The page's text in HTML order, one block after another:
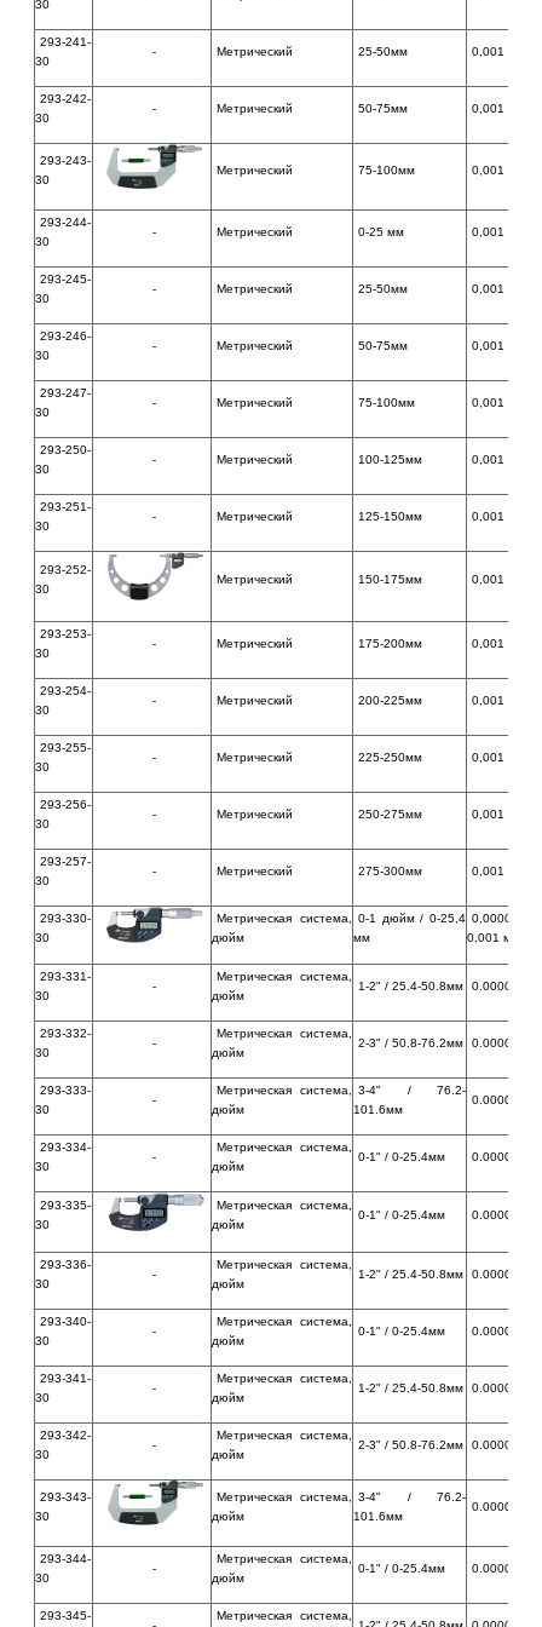
30
293-241-
30
- Метрический 25-50мм 0,001 мм
293-242-
30
- Метрический 50-75мм 0,001 мм
293-243-
30
Метрический 75-100мм 0,001 мм
293-244-
30
- Метрический 0-25 мм 0,001 мм
293-245-
30
- Метрический 25-50мм 0,001 мм
293-246-
30
- Метрический 50-75мм 0,001 мм
293-247-
30
- Метрический 75-100мм 0,001 мм
293-250-
30
- Метрический 100-125мм 0,001 мм
293-251-
30
- Метрический 125-150мм 0,001 мм
293-252-
30
Метрический 150-175мм 0,001 мм
293-253-
30
- Метрический 175-200мм 0,001 мм
293-254-
30
- Метрический 200-225мм 0,001 мм
293-255-
30
- Метрический 225-250мм 0,001 мм
293-256-
30
- Метрический 250-275мм 0,001 мм
293-257-
30
- Метрический 275-300мм 0,001 мм
293-330-
30
Метрическая система,
дюйм
0-1 дюйм / 0-25,4
мм
0,00005
0,001 мм
293-331-
30
-
Метрическая система,
дюйм
1-2" / 25.4-50.8мм 0.00005" /
293-332-
30
-
Метрическая система,
дюйм
2-3" / 50.8-76.2мм 0.00005" /
293-333-
30
-
Метрическая система,
дюйм
3-4" / 76.2-
101.6мм
0.00005" /
293-334-
30
-
Метрическая система,
дюйм
0-1" / 0-25.4мм 0.00005" /
293-335-
30
Метрическая система,
дюйм
0-1" / 0-25.4мм 0.00005" /
293-336-
30
-
Метрическая система,
дюйм
1-2" / 25.4-50.8мм 0.00005" /
293-340-
30
-
Метрическая система,
дюйм
0-1" / 0-25.4мм 0.00005" /
293-341-
30
-
Метрическая система,
дюйм
1-2" / 25.4-50.8мм 0.00005" /
293-342-
30
-
Метрическая система,
дюйм
2-3" / 50.8-76.2мм 0.00005" /
293-343-
30
Метрическая система,
дюйм
3-4" / 76.2-
101.6мм
0.00005" /
293-344-
30
-
Метрическая система,
дюйм
0-1" / 0-25.4мм 0.00005" /
293-345- Метрическая система,